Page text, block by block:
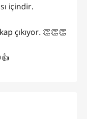
içindir.
çıkıyor. 👏👏👏